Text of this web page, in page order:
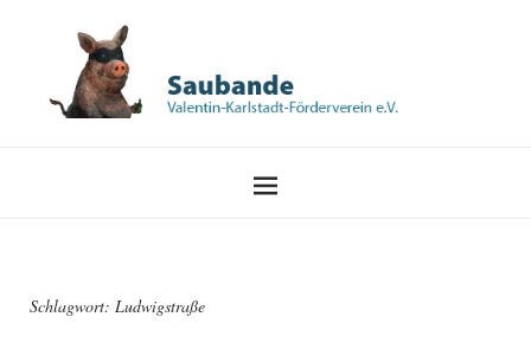
Schlagwort: Ludwigstraße